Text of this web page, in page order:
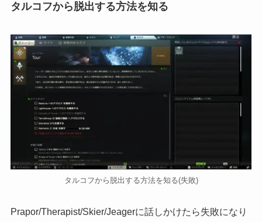
タルコフから脱出する方法を知る
タルコフから脱出する方法を知る(失敗)
Prapor/Therapist/Skier/Jeagerに話しかけたら失敗になり